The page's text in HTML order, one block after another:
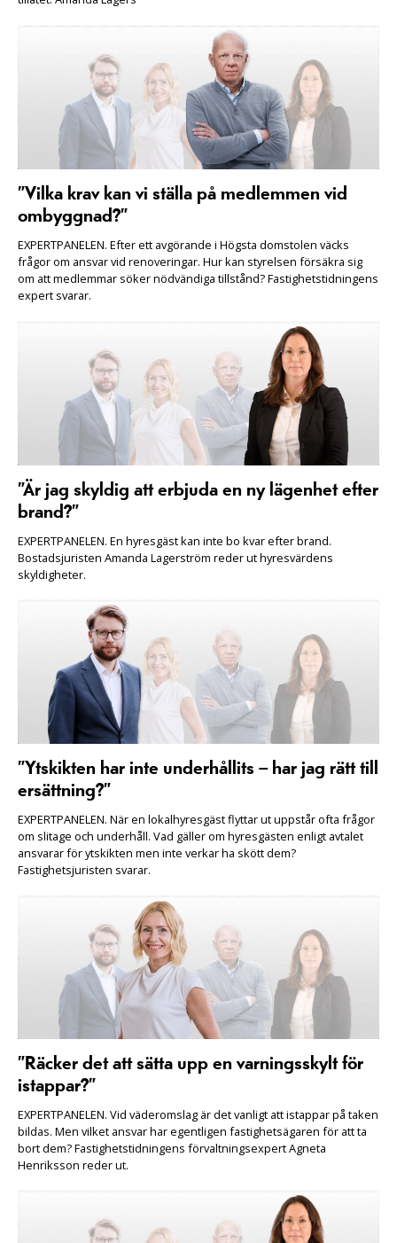
”Vilka krav kan vi ställa på medlemmen vid
ombyggnad?”
EXPERTPANELEN. Efter ett avgörande i Högsta domstolen väcks
frågor om ansvar vid renoveringar. Hur kan styrelsen försäkra sig
om att medlemmar söker nödvändiga tillstånd? Fastighetstidningens
expert svarar.
”Är jag skyldig att erbjuda en ny lägenhet efter
brand?”
EXPERTPANELEN. En hyresgäst kan inte bo kvar efter brand.
Bostadsjuristen Amanda Lagerström reder ut hyresvärdens
skyldigheter.
”Ytskikten har inte underhållits – har jag rätt till
ersättning?”
EXPERTPANELEN. När en lokalhyresgäst flyttar ut uppstår ofta frågor
om slitage och underhåll. Vad gäller om hyresgästen enligt avtalet
ansvarar för ytskikten men inte verkar ha skött dem?
Fastighetsjuristen svarar.
”Räcker det att sätta upp en varningsskylt för
istappar?”
EXPERTPANELEN. Vid väderomslag är det vanligt att istappar på taken
bildas. Men vilket ansvar har egentligen fastighetsägaren för att ta
bort dem? Fastighetstidningens förvaltningsexpert Agneta
Henriksson reder ut.